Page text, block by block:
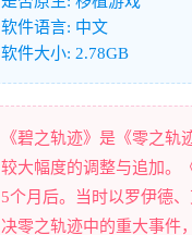
软件语言: 中文
软件大小: 2.78GB
《碧之轨迹》是《零之
较大幅度的调整与追加。
5个月后。当时以罗伊德
决零之轨迹中的重大事件